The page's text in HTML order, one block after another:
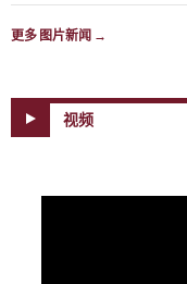
更多 图片新闻 →
视频